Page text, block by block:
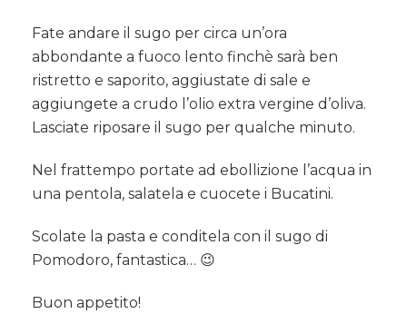
Fate andare il sugo per circa un’ora
abbondante a fuoco lento finchè sarà ben
ristretto e saporito, aggiustate di sale e
aggiungete a crudo l’olio extra vergine d’oliva.
Lasciate riposare il sugo per qualche minuto.
Nel frattempo portate ad ebollizione l’acqua in
una pentola, salatela e cuocete i Bucatini.
Scolate la pasta e conditela con il sugo di
Pomodoro, fantastica… 😉
Buon appetito!